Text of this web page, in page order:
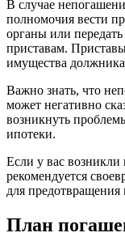
В случае
полномочия вести
органы или
приставам.
имущества
Важно знать, что
может негативно
возникнуть
ипотеки.
Если у вас
рекомендуется
для предотвращения
План